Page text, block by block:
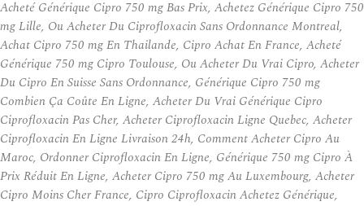
Acheté Générique Cipro 750 mg Bas Prix, Achetez Générique Cipro 750
mg Lille, Ou Acheter Du Ciprofloxacin Sans Ordonnance Montreal,
Achat Cipro 750 mg En Thailande, Cipro Achat En France, Acheté
Générique 750 mg Cipro Toulouse, Ou Acheter Du Vrai Cipro, Acheter
Du Cipro En Suisse Sans Ordonnance, Générique Cipro 750 mg
Combien Ça Coûte En Ligne, Acheter Du Vrai Générique Cipro
Ciprofloxacin Pas Cher, Acheter Ciprofloxacin Ligne Quebec, Acheter
Ciprofloxacin En Ligne Livraison 24h, Comment Acheter Cipro Au
Maroc, Ordonner Ciprofloxacin En Ligne, Générique 750 mg Cipro À
Prix Réduit En Ligne, Acheter Cipro 750 mg Au Luxembourg, Acheter
Cipro Moins Cher France, Cipro Ciprofloxacin Achetez Générique,